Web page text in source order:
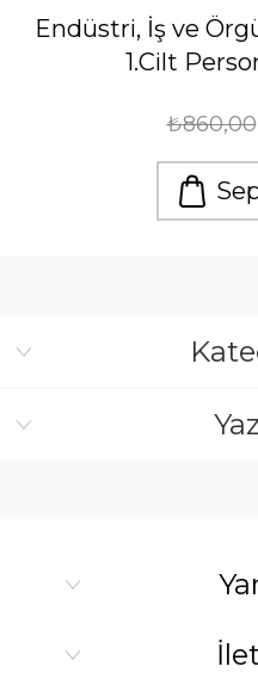
Endüstri, İş ve
1.Cilt
₺860,00